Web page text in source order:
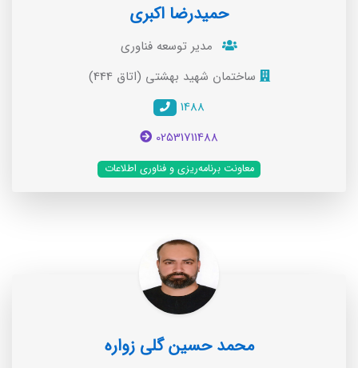
حمیدرضا اکبری
مدیر توسعه فناوری
ساختمان شهید بهشتی (اتاق 444)
1488
02531711488
معاونت برنامه‌ریزی و فناوری اطلاعات
محمد حسین گلی زواره